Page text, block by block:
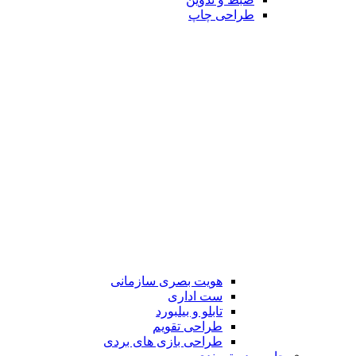
طراحی چاپ
هویت بصری سازمانی
ست اداری
تابلو و بیلبورد
طراحی تقویم
طراحی بازی های بردی